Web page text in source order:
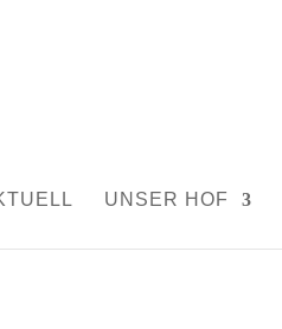
UNSER HOF